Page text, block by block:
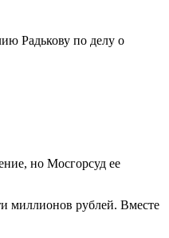
Радькову по делу о
но Мосгорсуд ее
миллионов рублей. Вместе